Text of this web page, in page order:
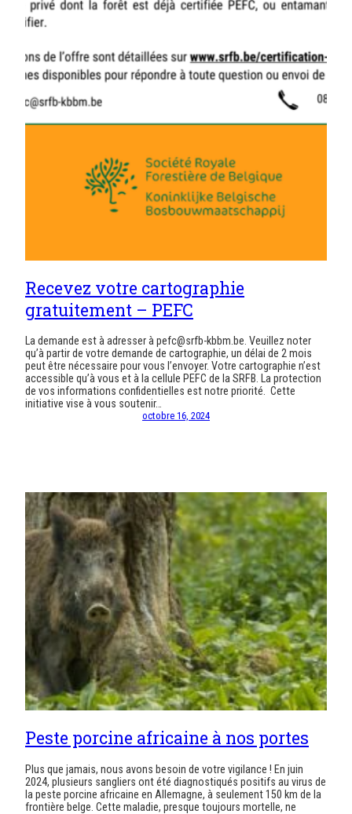
Recevez votre cartographie
gratuitement – PEFC
La demande est à adresser à pefc@srfb-kbbm.be. Veuillez noter
qu’à partir de votre demande de cartographie, un délai de 2 mois
peut être nécessaire pour vous l’envoyer. Votre cartographie n’est
accessible qu’à vous et à la cellule PEFC de la SRFB. La protection
de vos informations confidentielles est notre priorité. Cette
initiative vise à vous soutenir…
octobre 16, 2024
Peste porcine africaine à nos portes
Plus que jamais, nous avons besoin de votre vigilance ! En juin
2024, plusieurs sangliers ont été diagnostiqués positifs au virus de
la peste porcine africaine en Allemagne, à seulement 150 km de la
frontière belge. Cette maladie, presque toujours mortelle, ne